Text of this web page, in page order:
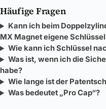
Häufige Fragen
Kann ich beim
MX Magnet eigene
Wie kann ich Schlüssel
Was ist, wenn ich die
habe?
Wie lange ist der
Was bedeutet „Pro Cap“?